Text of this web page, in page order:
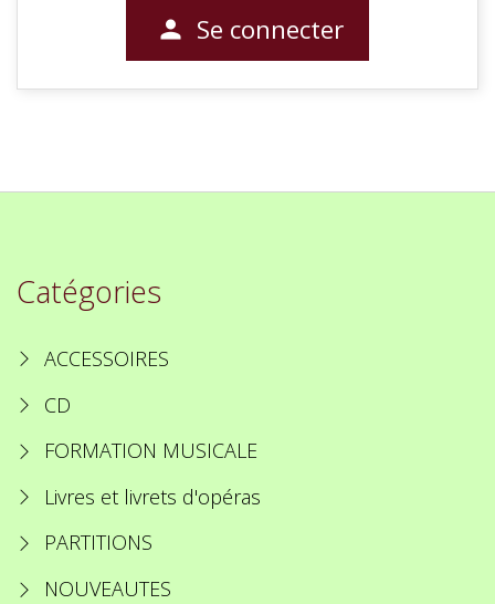
 Se connecter
Catégories
ACCESSOIRES
CD
FORMATION MUSICALE
Livres et livrets d'opéras
PARTITIONS
NOUVEAUTES